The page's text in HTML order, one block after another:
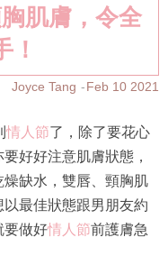
肌膚，令全
！
Joyce Tang Feb 10 2021
情人節了，除了要花心
好好注意肌膚狀態，
缺水，雙唇、頸胸肌
最佳狀態跟男朋友約
要做好情人節前護膚急